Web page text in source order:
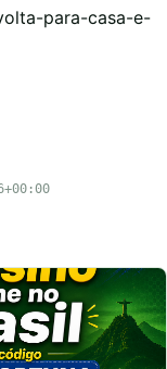
para-casa-e-